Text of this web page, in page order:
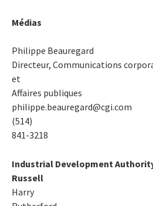
Médias
Philippe Beauregard
Directeur, Communications
et
Affaires publiques
philippe.beauregard@cgi.com
(514)
841-3218
Industrial Development
Russell
Harry